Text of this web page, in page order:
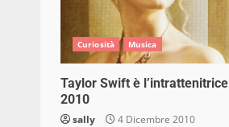
Curiosità Musica
Taylor Swift è
2010
sally 4 Dicembre 2010